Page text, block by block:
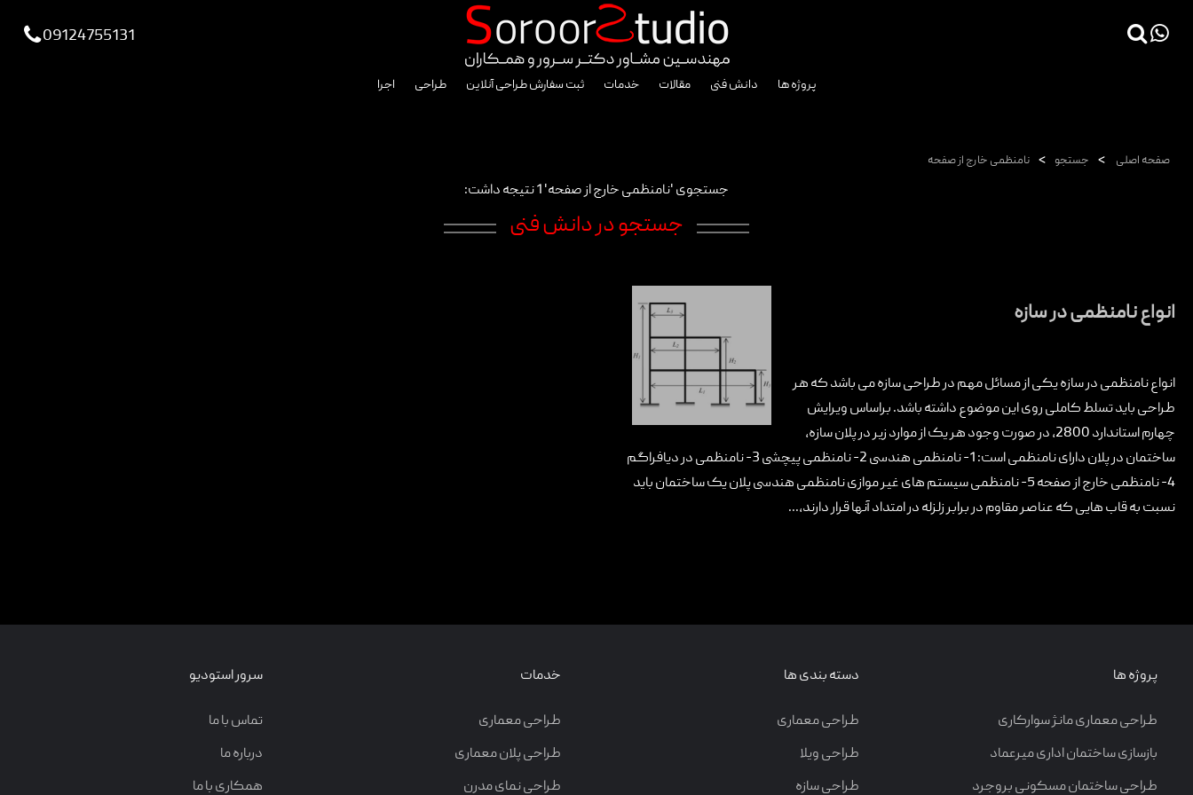
09124755131
پروژه ها دانش فنی مقالات خدمات ثبت سفارش طراحی آنلاین طراحی اجرا
×
دانش فنی
طراحی
درباره ما
تماس با ما
صفحه اصلی > جستجو > نامنظمی خارج از صفحه
جستجوی 'نامنظمی خارج از صفحه' 1 نتیجه داشت:
جستجو در دانش فنی
انواع نامنظمی در سازه
انواع نامنظمی در سازه یکی از مسائل مهم در طراحی سازه می باشد که هر
طراحی باید تسلط کاملی روی این موضوع داشته باشد. براساس ویرایش
چهارم استاندارد 2800، در صورت وجود هر یک از موارد زیر در پلان سازه،
ساختمان در پلان دارای نامنظمی است: 1- نامنظمی هندسی 2- نامنظمی پیچشی 3- نامنظمی در دیافراگم
4- نامنظمی خارج از صفحه 5- نامنظمی سیستم های غیر موازی نامنظمی هندسی پلان یک ساختمان باید
نسبت به قاب هایی که عناصر مقاوم در برابر زلزله در امتداد آنها قرار دارند،...
پروژه ها
طراحی معماری مانژ سوارکاری
بازسازی ساختمان اداری میرعماد
طراحی ساختمان مسکونی بروجرد
دسته بندی ها
طراحی معماری
طراحی ویلا
طراحی سازه
خدمات
طراحی معماری
طراحی پلان معماری
طراحی نمای مدرن
سرور استودیو
تماس با ما
درباره ما
همکاری با ما